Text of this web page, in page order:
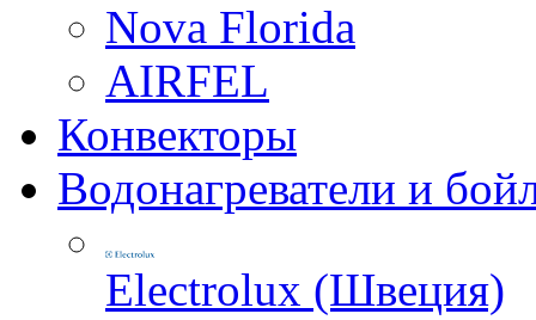
Nova Florida
AIRFEL
Конвекторы
Водонагреватели и
Electrolux (Швеция)